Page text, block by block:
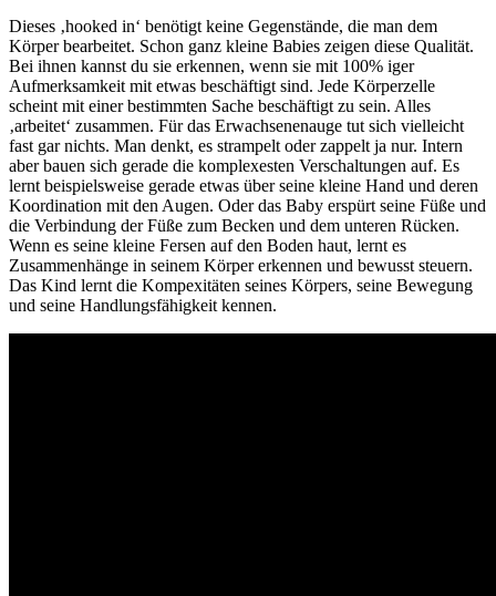
Dieses ‚hooked in‘ benötigt keine Gegenstände, die man dem
Körper bearbeitet. Schon ganz kleine Babies zeigen diese Qualität.
Bei ihnen kannst du sie erkennen, wenn sie mit 100% iger
Aufmerksamkeit mit etwas beschäftigt sind. Jede Körperzelle
scheint mit einer bestimmten Sache beschäftigt zu sein. Alles
‚arbeitet‘ zusammen. Für das Erwachsenenauge tut sich vielleicht
fast gar nichts. Man denkt, es strampelt oder zappelt ja nur. Intern
aber bauen sich gerade die komplexesten Verschaltungen auf. Es
lernt beispielsweise gerade etwas über seine kleine Hand und deren
Koordination mit den Augen. Oder das Baby erspürt seine Füße und
die Verbindung der Füße zum Becken und dem unteren Rücken.
Wenn es seine kleine Fersen auf den Boden haut, lernt es
Zusammenhänge in seinem Körper erkennen und bewusst steuern.
Das Kind lernt die Kompexitäten seines Körpers, seine Bewegung
und seine Handlungsfähigkeit kennen.